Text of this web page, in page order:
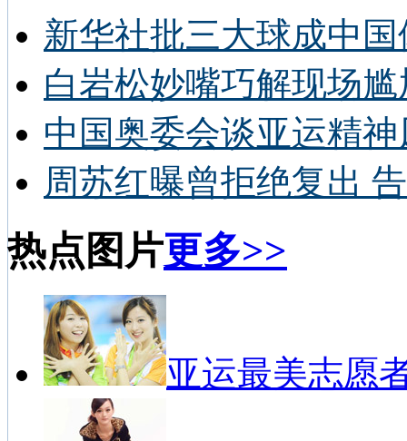
新华社批三大球成中
白岩松妙嘴巧解现场
中国奥委会谈亚运精
周苏红曝曾拒绝复出
热点图片更多>>
亚运最美志愿